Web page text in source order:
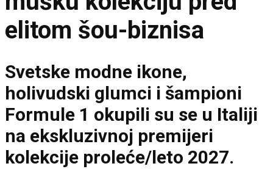
elitom šou-biznisa
Svetske modne ikone,
holivudski glumci i šampioni
Formule 1 okupili su se u Italiji
na ekskluzivnoj premijeri
kolekcije proleće/leto 2027.